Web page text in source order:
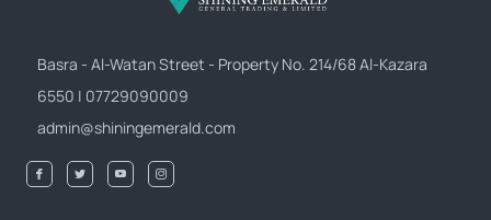
Basra - Al-Watan Street - Property No. 214/68 Al-Kazara
6550 | 07729090009
admin@shiningemerald.com